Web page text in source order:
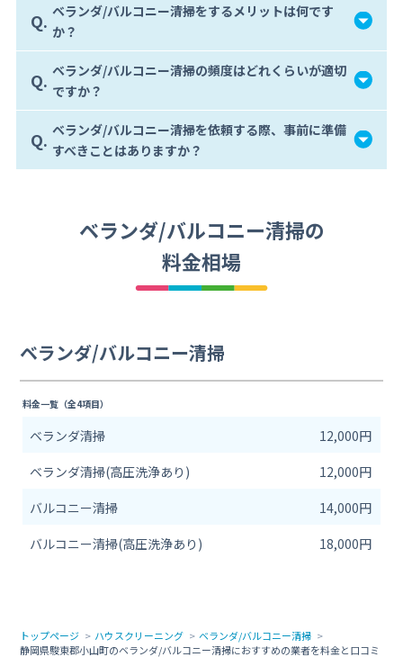
Q. ベランダ/バルコニー清掃をするメリットは何です
か？
Q. ベランダ/バルコニー清掃の頻度はどれくらいが適切
ですか？
Q. ベランダ/バルコニー清掃を依頼する際、事前に準備
すべきことはありますか？
ベランダ/バルコニー清掃の
料金相場
ベランダ/バルコニー清掃
料金一覧（全4項目）
ベランダ清掃
12,000円
ベランダ清掃(高圧洗浄あり)
12,000円
バルコニー清掃
14,000円
バルコニー清掃(高圧洗浄あり)
18,000円
トップページ ハウスクリーニング
ベランダ/バルコニー清掃
静岡県駿東郡小山町のベランダ/バルコニー清掃におすすめの業者を料金と口コミ